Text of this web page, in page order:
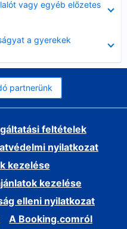
vagy egyéb előzetes
a gyerekek
partnerünk
feltételek
nyilatkozat
kezelése
kezelése
elleni nyilatkozat
A Booking.comról